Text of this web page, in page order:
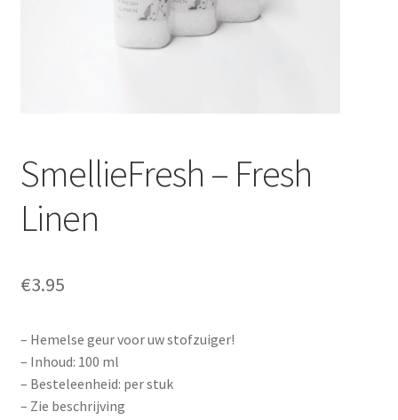
SmellieFresh – Fresh
Linen
€3.95
– Hemelse geur voor uw stofzuiger!
– Inhoud: 100 ml
– Besteleenheid: per stuk
– Zie beschrijving